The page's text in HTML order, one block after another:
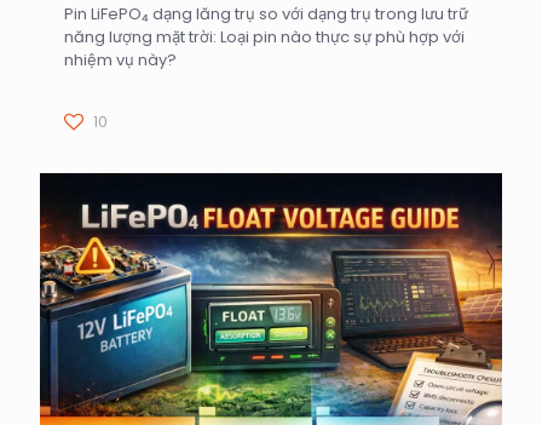
Pin LiFePO₄ dạng lăng trụ so với dạng trụ trong lưu trữ
năng lượng mặt trời: Loại pin nào thực sự phù hợp với
nhiệm vụ này?
10